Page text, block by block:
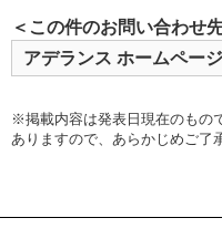
＜この件のお問い合わせ
アデランス ホームページ
※掲載内容は発表日現在のもの
ありますので、あらかじめご了